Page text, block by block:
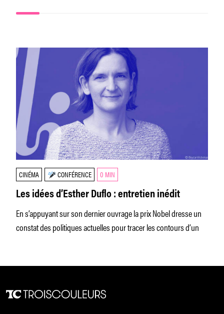
CINÉMA CONFÉRENCE 0 MIN
Les idées d’Esther Duflo : entretien inédit
En s’appuyant sur son dernier ouvrage la prix Nobel dresse un
constat des politiques actuelles pour tracer les contours d’un